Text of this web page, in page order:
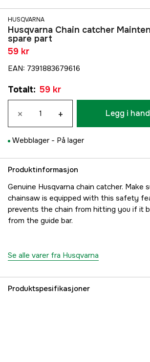
HUSQVARNA
Husqvarna Chain catcher
spare part
59 kr
EAN: 7391883679616
Totalt: 59 kr
× + Legg i
Webblager - På lager
Produktinformasjon
Genuine Husqvarna chain catcher. Make
chainsaw is equipped with this safety
prevents the chain from hitting you if it
from the guide bar.
Se alle varer fra Husqvarna
Produktspesifikasjoner